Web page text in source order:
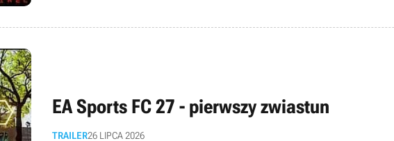
EA Sports FC 27 - pierwszy zwiastun
TRAILER26 LIPCA 2026